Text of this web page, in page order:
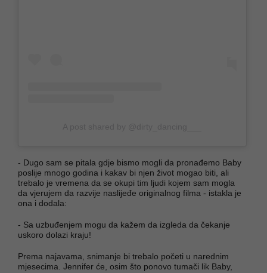
- Dugo sam se pitala gdje bismo mogli da pronađemo Baby
poslije mnogo godina i kakav bi njen život mogao biti, ali
trebalo je vremena da se okupi tim ljudi kojem sam mogla
da vjerujem da razvije naslijeđe originalnog filma - istakla je
ona i dodala:
- Sa uzbuđenjem mogu da kažem da izgleda da čekanje
uskoro dolazi kraju!
Prema najavama, snimanje bi trebalo početi u narednim
mjesecima. Jennifer će, osim što ponovo tumači lik Baby,